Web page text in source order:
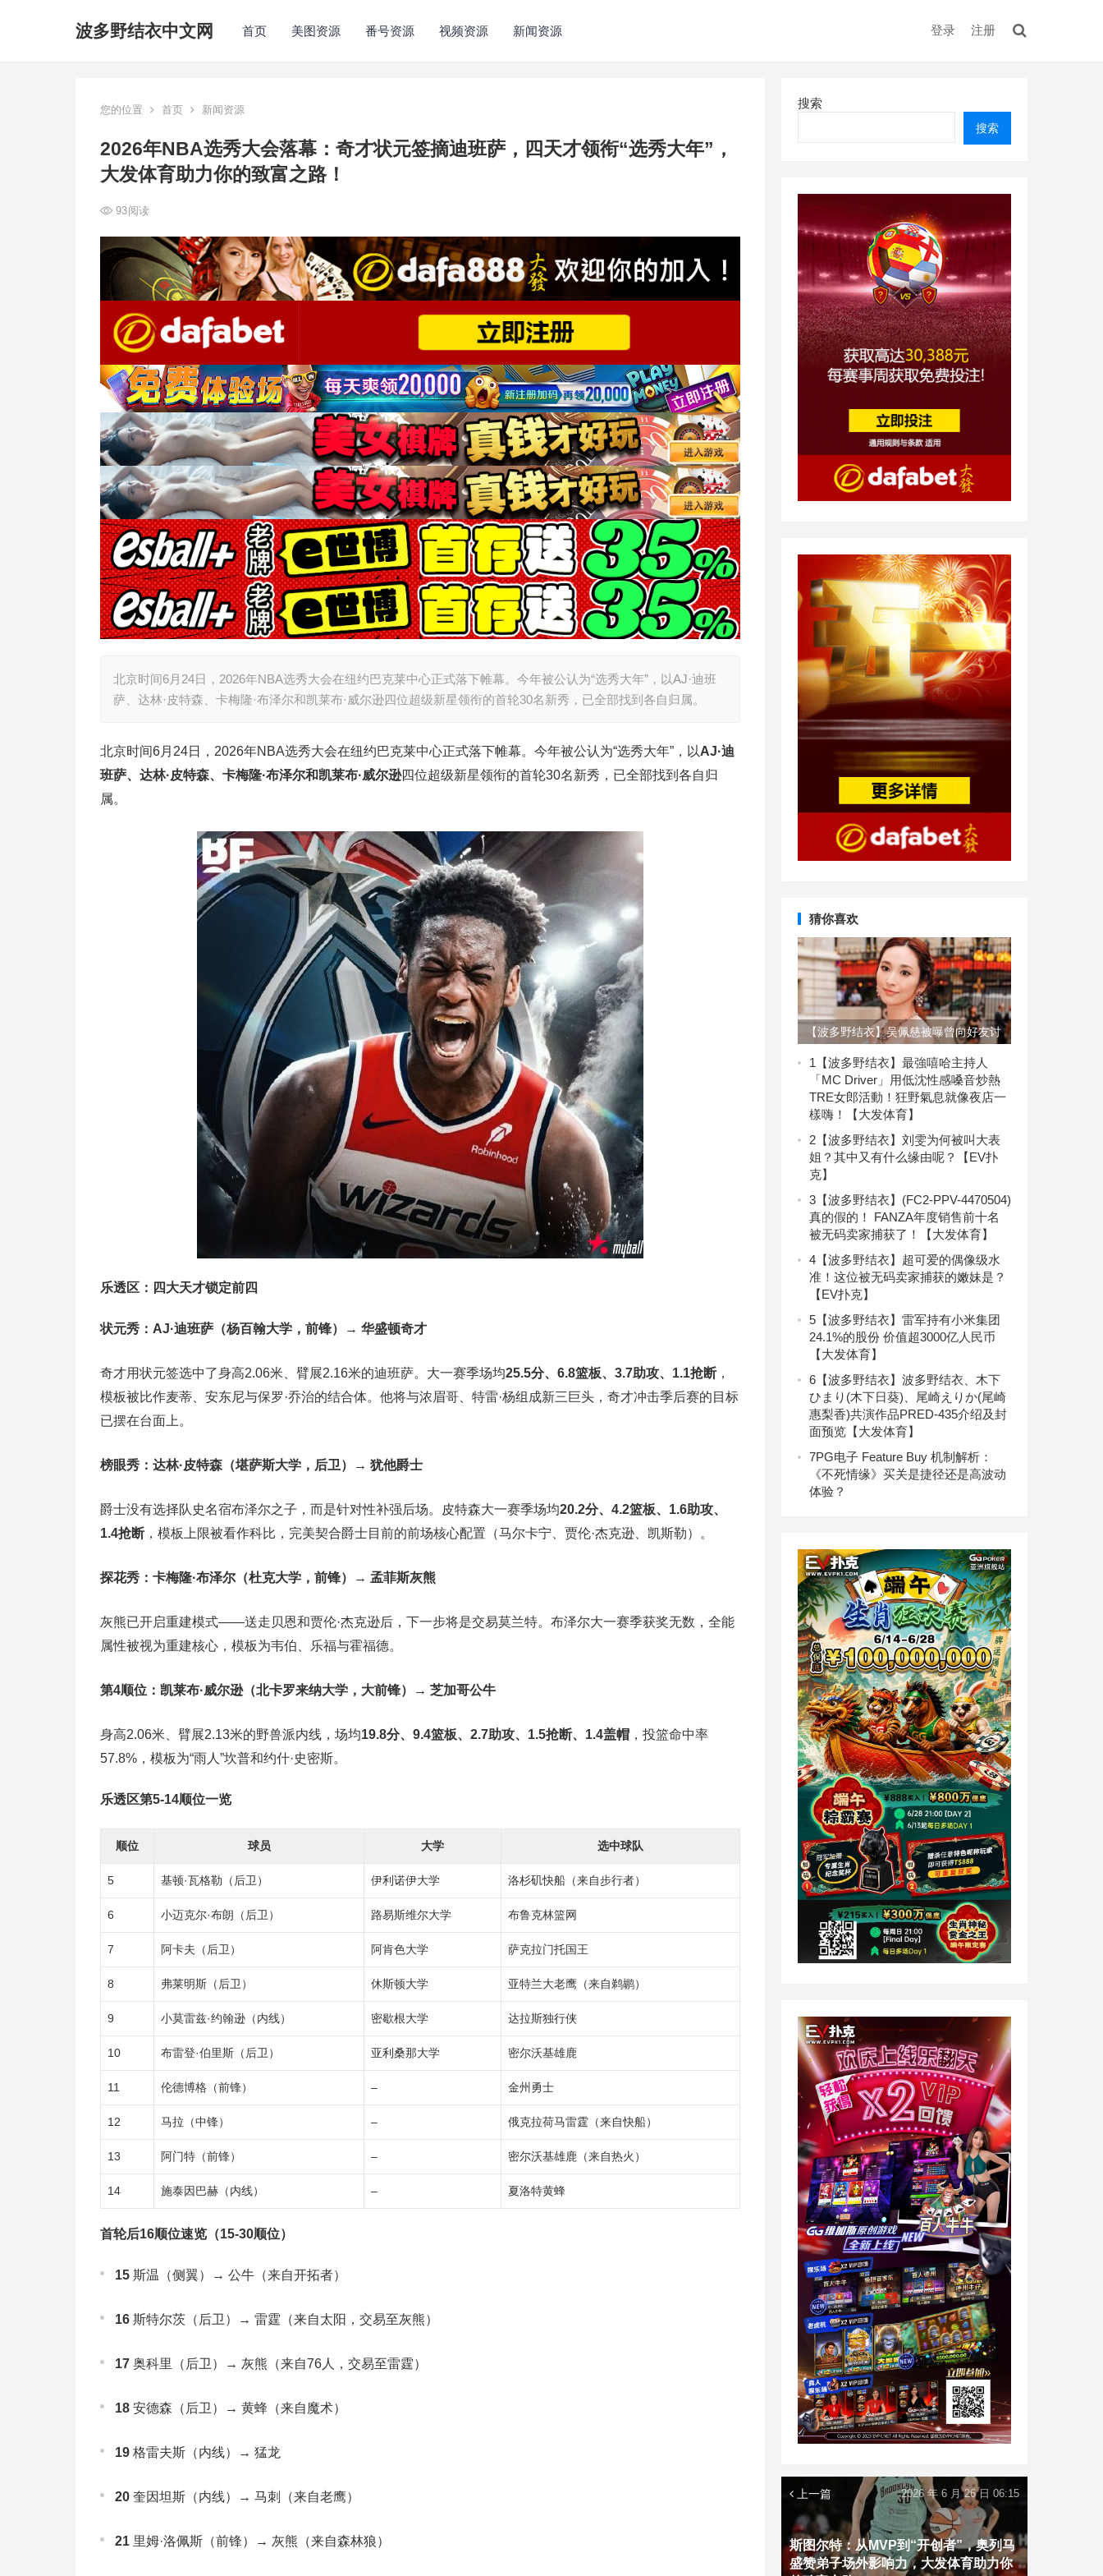
波多野结衣中文网 首页 美图资源 番号资源 视频资源 新闻资源 登录 注册
您的位置 首页 新闻资源
2026年NBA选秀大会落幕：奇才状元签摘迪班萨，四天才领衔“选秀大年”，
大发体育助力你的致富之路！
93阅读
北京时间6月24日，2026年NBA选秀大会在纽约巴克莱中心正式落下帷幕。今年被公认为“选秀大年”，以AJ·迪班
萨、达林·皮特森、卡梅隆·布泽尔和凯莱布·威尔逊四位超级新星领衔的首轮30名新秀，已全部找到各自归属。
北京时间6月24日，2026年NBA选秀大会在纽约巴克莱中心正式落下帷幕。今年被公认为“选秀大年”，以AJ·迪
班萨、达林·皮特森、卡梅隆·布泽尔和凯莱布·威尔逊四位超级新星领衔的首轮30名新秀，已全部找到各自归
属。
乐透区：四大天才锁定前四
状元秀：AJ·迪班萨（杨百翰大学，前锋）→ 华盛顿奇才
奇才用状元签选中了身高2.06米、臂展2.16米的迪班萨。大一赛季场均25.5分、6.8篮板、3.7助攻、1.1抢断 ，
模板被比作麦蒂、安东尼与保罗·乔治的结合体。他将与浓眉哥、特雷·杨组成新三巨头，奇才冲击季后赛的目标
已摆在台面上。
榜眼秀：达林·皮特森（堪萨斯大学，后卫）→ 犹他爵士
爵士没有选择队史名宿布泽尔之子，而是针对性补强后场。皮特森大一赛季场均20.2分、4.2篮板、1.6助攻、
1.4抢断 ，模板上限被看作科比，完美契合爵士目前的前场核心配置（马尔卡宁、贾伦·杰克逊、凯斯勒）。
探花秀：卡梅隆·布泽尔（杜克大学，前锋）→ 孟菲斯灰熊
灰熊已开启重建模式——送走贝恩和贾伦·杰克逊后，下一步将是交易莫兰特。布泽尔大一赛季获奖无数，全能
属性被视为重建核心，模板为韦伯、乐福与霍福德。
第4顺位：凯莱布·威尔逊（北卡罗来纳大学，大前锋）→ 芝加哥公牛
身高2.06米、臂展2.13米的野兽派内线，场均19.8分、9.4篮板、2.7助攻、1.5抢断、1.4盖帽 ，投篮命中率
57.8%，模板为“雨人”坎普和约什·史密斯。
乐透区第5-14顺位一览
顺位 球员 大学 选中球队
5 基顿·瓦格勒（后卫） 伊利诺伊大学 洛杉矶快船（来自步行者）
6 小迈克尔·布朗（后卫） 路易斯维尔大学 布鲁克林篮网
7 阿卡夫（后卫） 阿肯色大学 萨克拉门托国王
8 弗莱明斯（后卫） 休斯顿大学 亚特兰大老鹰（来自鹈鹕）
9 小莫雷兹·约翰逊（内线） 密歇根大学 达拉斯独行侠
10 布雷登·伯里斯（后卫） 亚利桑那大学 密尔沃基雄鹿
11 伦德博格（前锋） – 金州勇士
12 马拉（中锋） – 俄克拉荷马雷霆（来自快船）
13 阿门特（前锋） – 密尔沃基雄鹿（来自热火）
14 施泰因巴赫（内线） – 夏洛特黄蜂
首轮后16顺位速览（15-30顺位）
15 斯温（侧翼）→ 公牛（来自开拓者）
16 斯特尔茨（后卫）→ 雷霆（来自太阳，交易至灰熊）
17 奥科里（后卫）→ 灰熊（来自76人，交易至雷霆）
18 安德森（后卫）→ 黄蜂（来自魔术）
19 格雷夫斯（内线）→ 猛龙
20 奎因坦斯（内线）→ 马刺（来自老鹰）
21 里姆·洛佩斯（前锋）→ 灰熊（来自森林狼）
搜索
搜索
猜你喜欢
【波多野结衣】吴佩慈被曝曾向好友讨
教生女秘诀？吴佩慈老公是谁？【EV
扑克】
1 【波多野结衣】最強嘻哈主持人
「MC Driver」用低沈性感嗓音炒熱
TRE女郎活動！狂野氣息就像夜店一
樣嗨！【大发体育】
2 【波多野结衣】刘雯为何被叫大表
姐？其中又有什么缘由呢？【EV扑
克】
3 【波多野结衣】(FC2-PPV-4470504)
真的假的！ FANZA年度销售前十名
被无码卖家捕获了！【大发体育】
4 【波多野结衣】超可爱的偶像级水
准！这位被无码卖家捕获的嫩妹是？
【EV扑克】
5 【波多野结衣】雷军持有小米集团
24.1%的股份 价值超3000亿人民币
【大发体育】
6 【波多野结衣】波多野结衣、木下
ひまり(木下日葵)、尾崎えりか(尾崎
惠梨香)共演作品PRED-435介绍及封
面预览【大发体育】
7PG电子 Feature Buy 机制解析：
《不死情缘》买关是捷径还是高波动
体验？
上一篇
斯图尔特：从MVP到“开创者”，奥列马
盛赞弟子场外影响力，大发体育助力你
2026 年 6 月 26 日 06:15